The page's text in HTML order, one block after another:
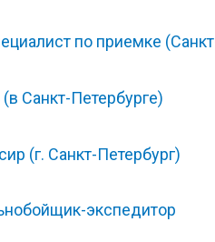
по приемке
Санкт-Петербурге)
(г. Санкт-Петербург)
экспедитор